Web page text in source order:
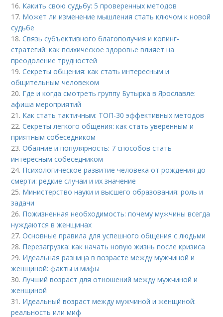
16. Какить свою судьбу: 5 проверенных методов
17. Может ли изменение мышления стать ключом к новой
судьбе
18.Связь субъективного благополучия и копинг-
стратегий: как психическое здоровье влияет на
преодоление трудностей
19.Секреты общения: как стать интересным и
общительным человеком
20. Где и когда смотреть группу Бутырка в Ярославле:
афиша мероприятий
21. Как стать тактичным: ТОП-30 эффективных методов
22.Секреты легкого общения: как стать уверенным и
приятным собеседником
23.Обаяние и популярность: 7 способов стать
интересным собеседником
24. Психологическое развитие человека от рождения до
смерти: редкие случаи и их значение
25. Министерство науки и высшего образования: роль и
задачи
26. Пожизненная необходимость: почему мужчины всегда
нуждаются в женщинах
27.Основные правила для успешного общения с людьми
28. Перезагрузка: как начать новую жизнь после кризиса
29. Идеальная разница в возрасте между мужчиной и
женщиной: факты и мифы
30.Лучший возраст для отношений между мужчиной и
женщиной
31. Идеальный возраст между мужчиной и женщиной:
реальность или миф